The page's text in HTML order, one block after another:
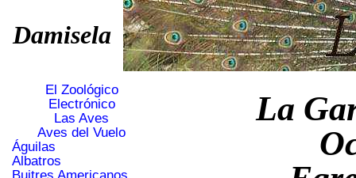
Damisela
El Zoológico
Electrónico
Las Aves
Aves del Vuelo
Águilas
Albatros
La